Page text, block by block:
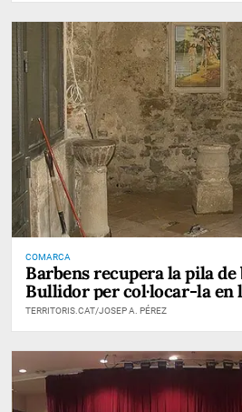
COMARCA
Barbens recupera la pila
Bullidor per col·locar-la en
TERRITORIS.CAT/JOSEP A. PÉREZ